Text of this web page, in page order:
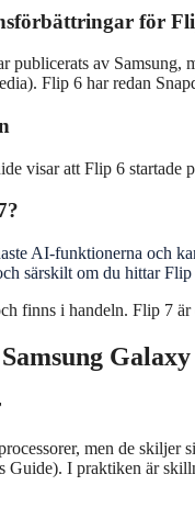
för
av Samsung,
Flip 6 har redan
visar att Flip 6
AI-funktionerna och
särskilt om du hittar
finns i handeln. Flip 7
Galaxy
men de
Guide). I praktiken är